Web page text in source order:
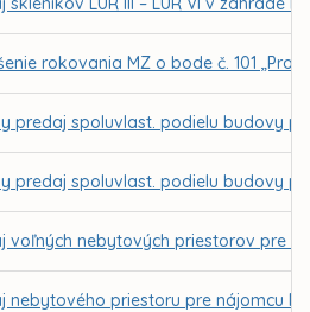
rokovania MZ o bode č. 101
predaj spoluvlast. podielu budovy
predaj spoluvlast. podielu budovy
voľných nebytových priestorov pre
nebytového priestoru pre nájomcu